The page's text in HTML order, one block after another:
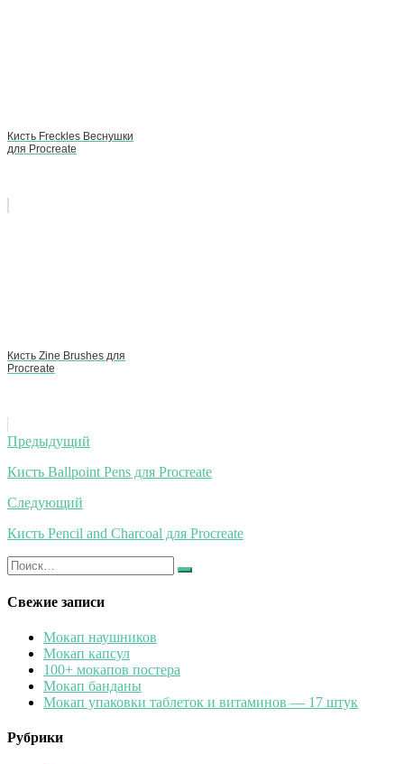
Кисть Freckles Веснушки
для Procreate
Кисть Zine Brushes для
Procreate
Навигация
по
записям
Предыдущий
Кисть Ballpoint Pens для Procreate
Следующий
Кисть Pencil and Charcoal для Procreate
Искать:
Найти
Свежие записи
Мокап наушников
Мокап капсул
100+ мокапов постера
Мокап банданы
Мокап упаковки таблеток и витаминов — 17 штук
Рубрики